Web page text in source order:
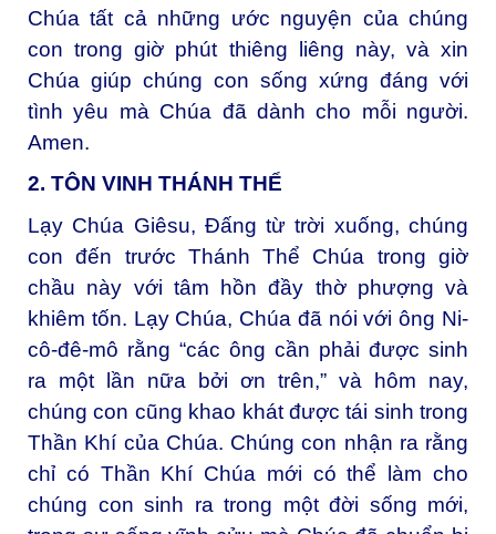
Chúa tất cả những ước nguyện của chúng
con trong giờ phút thiêng liêng này, và xin
Chúa giúp chúng con sống xứng đáng với
tình yêu mà Chúa đã dành cho mỗi người.
Amen.
2. TÔN VINH THÁNH THỂ
Lạy Chúa Giêsu, Đấng từ trời xuống, chúng
con đến trước Thánh Thể Chúa trong giờ
chầu này với tâm hồn đầy thờ phượng và
khiêm tốn. Lạy Chúa, Chúa đã nói với ông Ni-
cô-đê-mô rằng “các ông cần phải được sinh
ra một lần nữa bởi ơn trên,” và hôm nay,
chúng con cũng khao khát được tái sinh trong
Thần Khí của Chúa. Chúng con nhận ra rằng
chỉ có Thần Khí Chúa mới có thể làm cho
chúng con sinh ra trong một đời sống mới,